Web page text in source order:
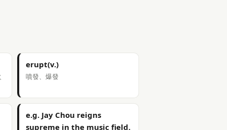
erupt(v.)
噴發、爆發
e.g. Jay Chou reigns
supreme in the music field.